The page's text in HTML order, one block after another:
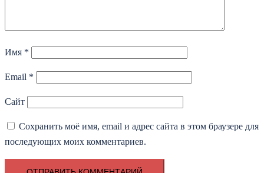
Имя *
Email *
Сайт
Сохранить моё имя, email и адрес сайта в этом браузере для
последующих моих комментариев.